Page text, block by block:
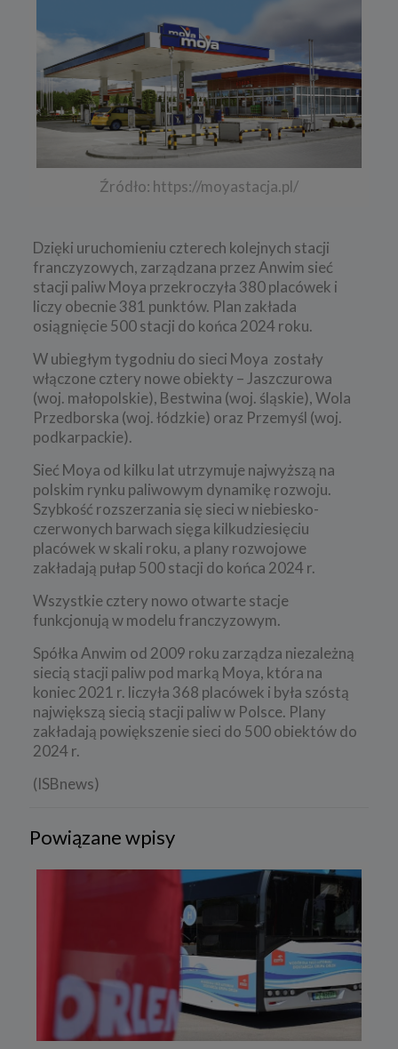
Źródło: https://moyastacja.pl/
Dzięki uruchomieniu czterech kolejnych stacji
franczyzowych, zarządzana przez Anwim sieć
stacji paliw Moya przekroczyła 380 placówek i
liczy obecnie 381 punktów. Plan zakłada
osiągnięcie 500 stacji do końca 2024 roku.
W ubiegłym tygodniu do sieci Moya zostały
włączone cztery nowe obiekty – Jaszczurowa
(woj. małopolskie), Bestwina (woj. śląskie), Wola
Przedborska (woj. łódzkie) oraz Przemyśl (woj.
podkarpackie).
Sieć Moya od kilku lat utrzymuje najwyższą na
polskim rynku paliwowym dynamikę rozwoju.
Szybkość rozszerzania się sieci w niebiesko-
czerwonych barwach sięga kilkudziesięciu
placówek w skali roku, a plany rozwojowe
zakładają pułap 500 stacji do końca 2024 r.
Wszystkie cztery nowo otwarte stacje
funkcjonują w modelu franczyzowym.
Spółka Anwim od 2009 roku zarządza niezależną
siecią stacji paliw pod marką Moya, która na
koniec 2021 r. liczyła 368 placówek i była szóstą
największą siecią stacji paliw w Polsce. Plany
zakładają powiększenie sieci do 500 obiektów do
2024 r.
(ISBnews)
Powiązane wpisy